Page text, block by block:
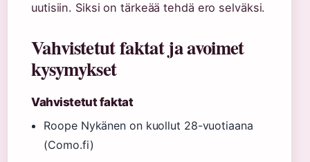
uutisiin. Siksi on tärkeää tehdä ero selväksi.
Vahvistetut faktat ja avoimet
kysymykset
Vahvistetut faktat
Roope Nykänen on kuollut 28-vuotiaana
(Como.fi)